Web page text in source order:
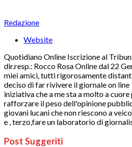
Redazione
Website
Quotidiano Online Iscrizione al
dir.resp.: Rocco Rosa Online dal 22
miei amici, tutti rigorosamente
deciso di far rivivere il giornale on line
iniziativa che a me sta a molto a cuore
rafforzare il peso dell'opinione
giovani lucani che non riescono a
e , terzo,fare un laboratorio di
Post Suggeriti